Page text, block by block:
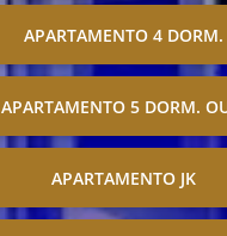
APARTAMENTO 4 DORM.
APARTAMENTO 5 DORM.
APARTAMENTO JK